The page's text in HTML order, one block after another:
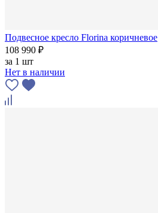
Подвесное кресло Florina коричневое
108 990 ₽
за 1 шт
Нет в наличии